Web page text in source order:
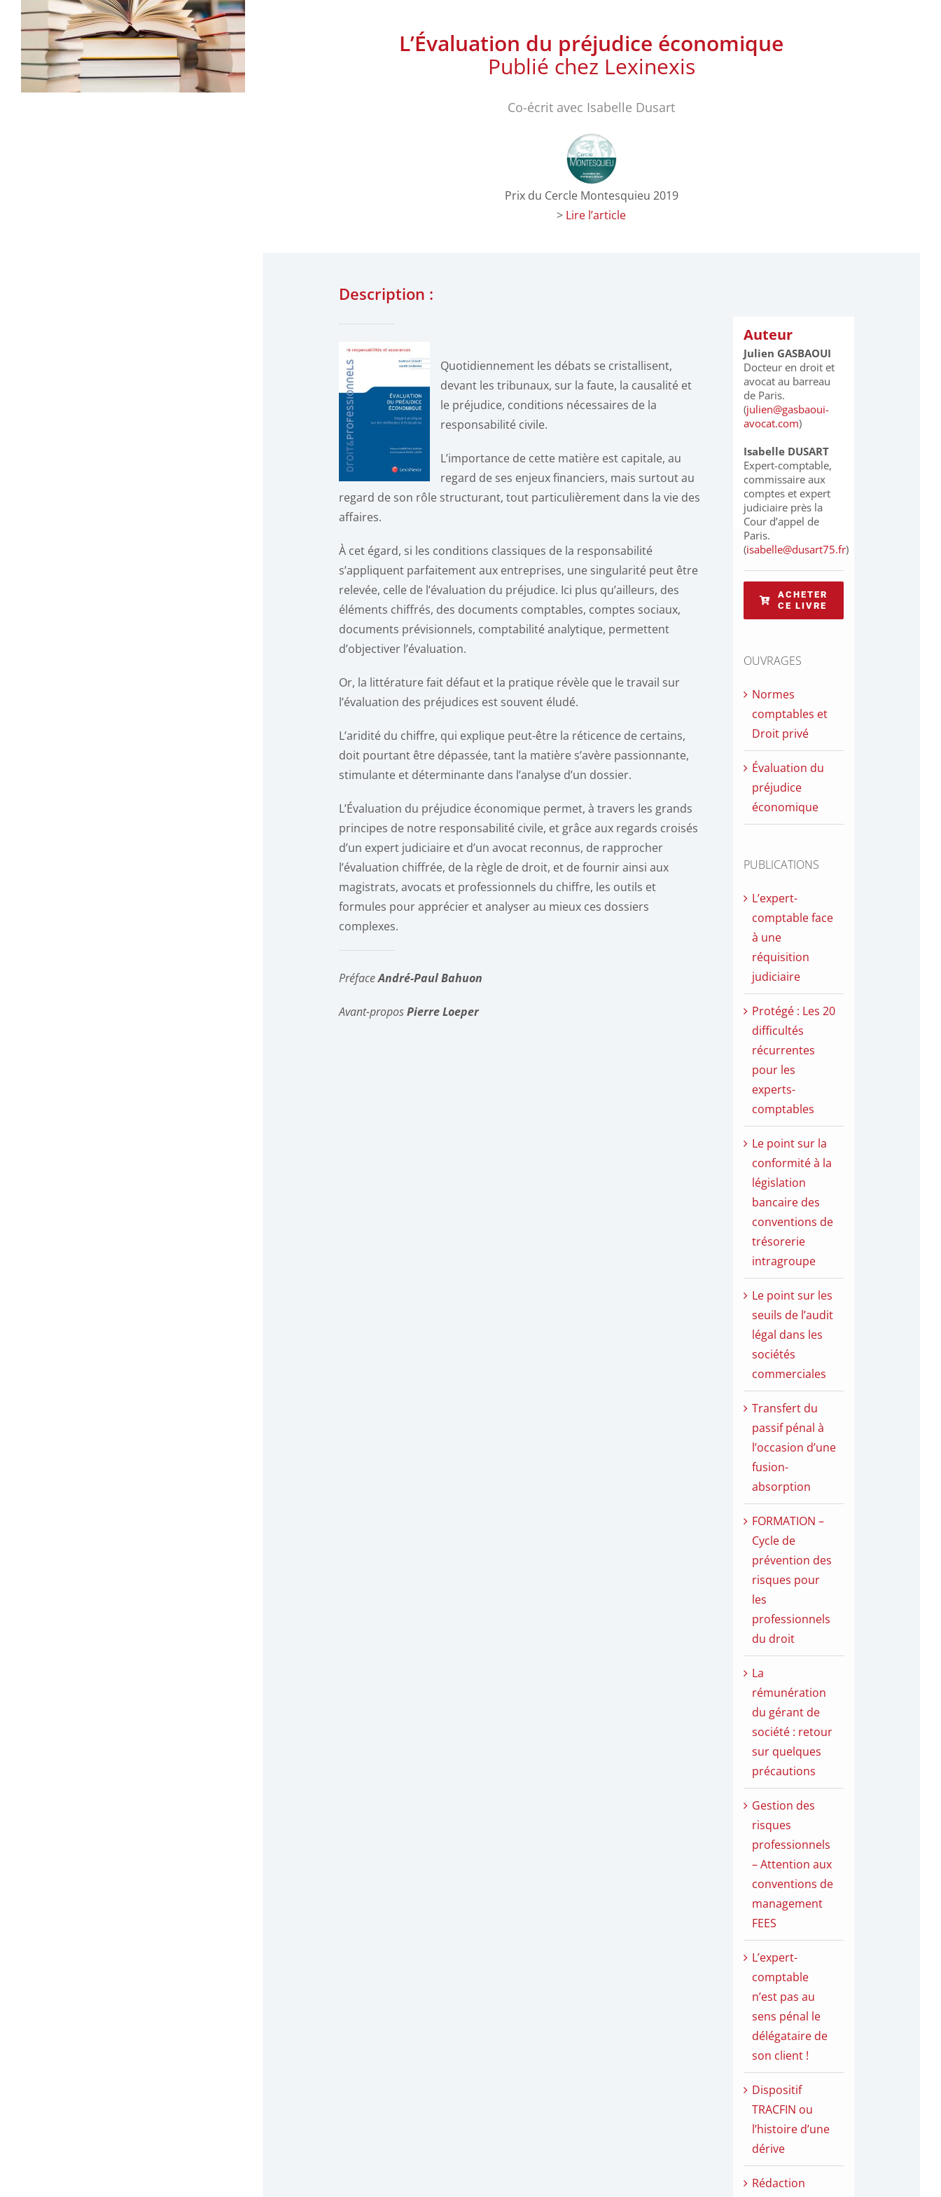
L’Évaluation du préjudice économique
Publié chez Lexinexis
Co-écrit avec Isabelle Dusart
Prix du Cercle Montesquieu 2019
> Lire l’article
Description :
Quotidiennement les débats se cristallisent,
devant les tribunaux, sur la faute, la causalité et
le préjudice, conditions nécessaires de la
responsabilité civile.
L’importance de cette matière est capitale, au
regard de ses enjeux financiers, mais surtout au
regard de son rôle structurant, tout particulièrement dans la vie des
affaires.
À cet égard, si les conditions classiques de la responsabilité
s’appliquent parfaitement aux entreprises, une singularité peut être
relevée, celle de l’évaluation du préjudice. Ici plus qu’ailleurs, des
éléments chiffrés, des documents comptables, comptes sociaux,
documents prévisionnels, comptabilité analytique, permettent
d’objectiver l’évaluation.
Or, la littérature fait défaut et la pratique révèle que le travail sur
l’évaluation des préjudices est souvent éludé.
L’aridité du chiffre, qui explique peut-être la réticence de certains,
doit pourtant être dépassée, tant la matière s’avère passionnante,
stimulante et déterminante dans l’analyse d’un dossier.
L’Évaluation du préjudice économique permet, à travers les grands
principes de notre responsabilité civile, et grâce aux regards croisés
d’un expert judiciaire et d’un avocat reconnus, de rapprocher
l’évaluation chiffrée, de la règle de droit, et de fournir ainsi aux
magistrats, avocats et professionnels du chiffre, les outils et
formules pour apprécier et analyser au mieux ces dossiers
complexes.
PréfaceAndré-Paul Bahuon
Avant-proposPierre Loeper
Auteur
Julien GASBAOUI
Docteur en droit et
avocat au barreau
de Paris.
(julien@gasbaoui-
avocat.com)
Isabelle DUSART
Expert-comptable,
commissaire aux
comptes et expert
judiciaire près la
Cour d’appel de
Paris.
(isabelle@dusart75.fr)
ACHETER
CE LIVRE
OUVRAGES
Normes
comptables et
Droit privé
Évaluation du
préjudice
économique
PUBLICATIONS
L’expert-
comptable face
à une
réquisition
judiciaire
Protégé : Les 20
difficultés
récurrentes
pour les
experts-
comptables
Le point sur la
conformité à la
législation
bancaire des
conventions de
trésorerie
intragroupe
Le point sur les
seuils de l’audit
légal dans les
sociétés
commerciales
Transfert du
passif pénal à
l’occasion d’une
fusion-
absorption
FORMATION –
Cycle de
prévention des
risques pour
les
professionnels
du droit
La
rémunération
du gérant de
société : retour
sur quelques
précautions
Gestion des
risques
professionnels
– Attention aux
conventions de
management
FEES
L’expert-
comptable
n’est pas au
sens pénal le
délégataire de
son client !
Dispositif
TRACFIN ou
l’histoire d’une
dérive
Rédaction